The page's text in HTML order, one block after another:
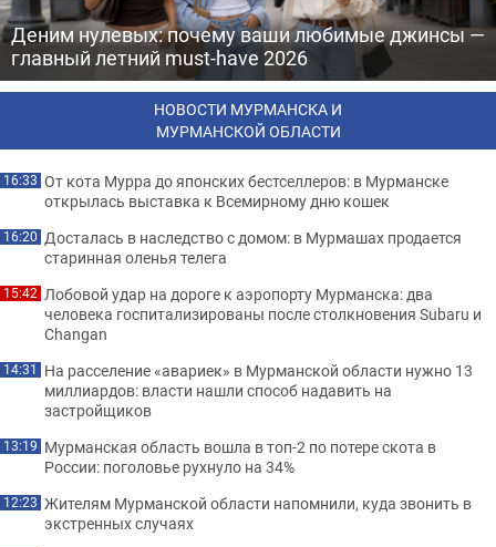
Деним нулевых: почему ваши любимые джинсы —
главный летний must-have 2026
НОВОСТИ МУРМАНСКА И
МУРМАНСКОЙ ОБЛАСТИ
16:33 От кота Мурра до японских бестселлеров: в Мурманске
открылась выставка к Всемирному дню кошек
16:20 Досталась в наследство с домом: в Мурмашах продается
старинная оленья телега
15:42 Лобовой удар на дороге к аэропорту Мурманска: два
человека госпитализированы после столкновения Subaru и
Changan
14:31 На расселение «авариек» в Мурманской области нужно 13
миллиардов: власти нашли способ надавить на
застройщиков
13:19 Мурманская область вошла в топ-2 по потере скота в
России: поголовье рухнуло на 34%
12:23 Жителям Мурманской области напомнили, куда звонить в
экстренных случаях